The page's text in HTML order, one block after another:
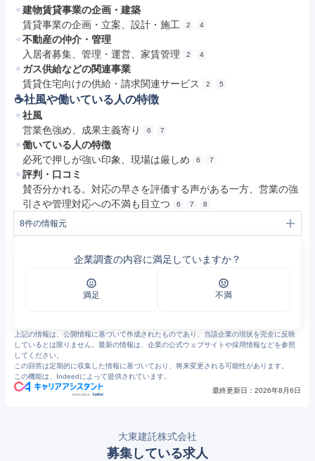
建物賃貸事業の企画・建築
賃貸事業の企画・立案、設計・施工
2 4
不動産の仲介・管理
入居者募集、管理・運営、家賃管理
2 4
ガス供給などの関連事業
賃貸住宅向けの供給・請求関連サービス
2 5
☕️社風や働いている人の特徴
社風
営業色強め、成果主義寄り
6 7
働いている人の特徴
必死で押しが強い印象、現場は厳しめ
6 7
評判・口コミ
賛否分かれる。対応の早さを評価する声がある一方、営業の強
引さや管理対応への不満も目立つ
6 7 8
8件の情報元
企業情報｜大東建託
おまとめ請求サービスとは何か | ご入居中のみなさま - 大東建託
https://minhyo.jp/kentaku
企業調査の内容に満足していますか？
満足 不満
上記の情報は、公開情報に基づいて作成されたものであり、当該企業の現状を完全に反映
しているとは限りません。最新の情報は、企業の公式ウェブサイトや採用情報などを参照
してください。
この回答は定期的に収集した情報に基づいており、将来変更される可能性があります。
この機能は、Indeedによって提供されています。
最終更新日： 2026年8月6日
大東建託株式会社
募集している求人